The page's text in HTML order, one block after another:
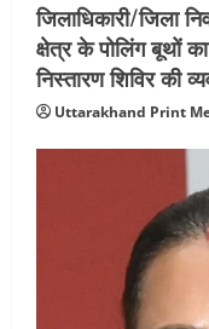
जिलाधिकारी/जिला
क्षेत्र के पोलिंग बूथों
निस्तारण शिविर की
Uttarakhand Print